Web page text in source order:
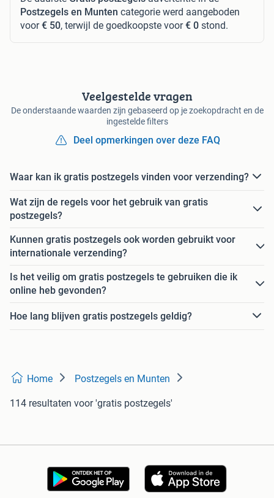
Postzegels en Munten categorie werd aangeboden
voor€ 50, terwijl de goedkoopste voor€ 0 stond.
Veelgestelde vragen
De onderstaande waarden zijn gebaseerd op je zoekopdracht en de
ingestelde filters
Deel opmerkingen over deze FAQ
Waar kan ik gratis postzegels vinden voor verzending?
Wat zijn de regels voor het gebruik van gratis
postzegels?
Kunnen gratis postzegels ook worden gebruikt voor
internationale verzending?
Is het veilig om gratis postzegels te gebruiken die ik
online heb gevonden?
Hoe lang blijven gratis postzegels geldig?
Home Postzegels en Munten
114 resultaten voor 'gratis postzegels'